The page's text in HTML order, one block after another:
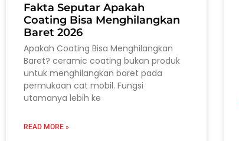
Fakta Seputar Apakah
Coating Bisa Menghilangkan
Baret 2026
Apakah Coating Bisa Menghilangkan
Baret? ceramic coating bukan produk
untuk menghilangkan baret pada
permukaan cat mobil. Fungsi
utamanya lebih ke
READ MORE »